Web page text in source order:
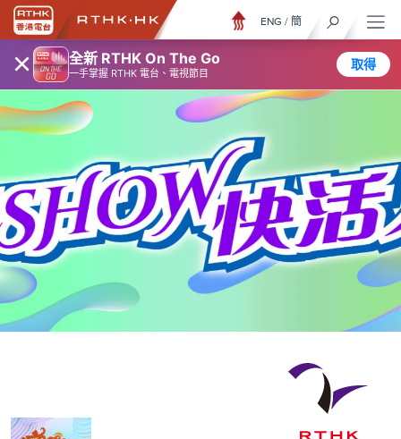
× 全新 RTHK On The Go
一手掌握 RTHK 電台、電視節目
取得
ENG / 簡